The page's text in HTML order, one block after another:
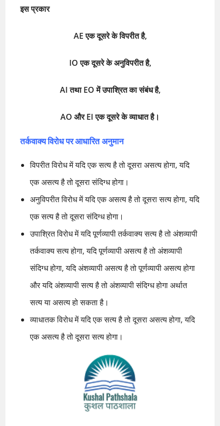
इस प्रकार
AE एक दूसरे के विपरीत है,
IO एक दूसरे के अनुविपरीत है,
AI तथा EO में उपाश्रित का संबंध है,
AO और EI एक दूसरे के व्याधात है।
तर्कवाक्य विरोध पर आधारित अनुमान
विपरीत विरोध में यदि एक सत्य है तो दूसरा असत्य होगा, यदि
एक असत्य है तो दूसरा संदिग्ध होगा।
अनुविपरीत विरोध में यदि एक असत्य है तो दूसरा सत्य होगा, यदि
एक सत्य है तो दूसरा संदिग्ध होगा।
उपाश्रित विरोध में यदि पूर्णव्यापी तर्कवाक्य सत्य है तो अंशव्यापी
तर्कवाक्य सत्य होगा, यदि पूर्णव्यापी असत्य है तो अंशव्यापी
संदिग्ध होगा, यदि अंशव्यापी असत्य है तो पूर्णव्यापी असत्य होगा
और यदि अंशव्यापी सत्य है तो अंशव्यापी संदिग्ध होगा अर्थात
सत्य या असत्य हो सकता है।
व्याधातक विरोध में यदि एक सत्य है तो दूसरा असत्य होगा, यदि
एक असत्य है तो दूसरा सत्य होगा।